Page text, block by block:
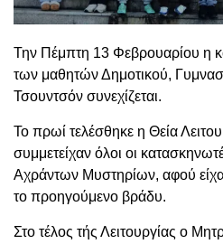
Την Πέμπτη 13 Φεβρουαρίου η
των μαθητών Δημοτικού,
Τσουντσόν συνεχίζεται.
Το πρωί τελέσθηκε η Θεία
συμμετείχαν όλοι οι κατασκ
Αχράντων Μυστηρίων, αφού
το προηγούμενο βράδυ.
Στο τέλος τής Λειτουργίας ο